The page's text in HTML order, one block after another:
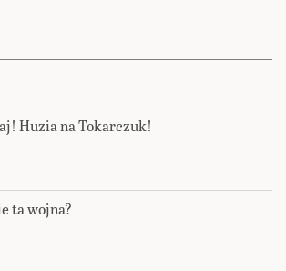
Huzia na Tokarczuk!
ta wojna?